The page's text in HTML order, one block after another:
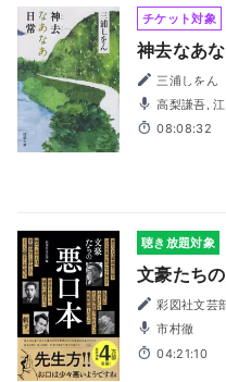
チケット対象
神去なあ
三浦しをん
高梨謙吾, 江口拓也, 新垣樽助, 大地葉, 有川知江, 岩崎了,
片山公輔, 佐藤
田幸子, 依田菜津
08:08:32
聴き放題対象
文豪たち
彩図社文芸
市村徹
04:21:10